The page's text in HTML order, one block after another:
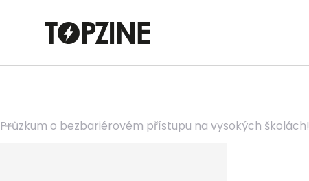
Průzkum o bezbariérovém přístupu na vysokých školách!